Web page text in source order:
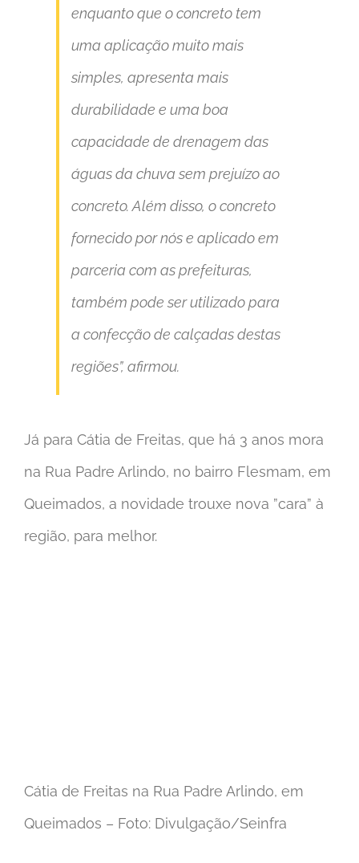
enquanto que o concreto tem
uma aplicação muito mais
simples, apresenta mais
durabilidade e uma boa
capacidade de drenagem das
águas da chuva sem prejuízo ao
concreto. Além disso, o concreto
fornecido por nós e aplicado em
parceria com as prefeituras,
também pode ser utilizado para
a confecção de calçadas destas
regiões”, afirmou.
Já para Cátia de Freitas, que há 3 anos mora
na Rua Padre Arlindo, no bairro Flesmam, em
Queimados, a novidade trouxe nova ”cara” à
região, para melhor.
Cátia de Freitas na Rua Padre Arlindo, em
Queimados – Foto: Divulgação/Seinfra